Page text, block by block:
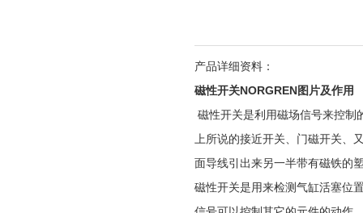
产品详细资料：
磁性开关NORGREN图片及作用
磁性开关是利用磁场信号来控制
上所说的接近开关、门磁开关
面导线引出来另一半带有磁铁的
磁性开关是用来检测气缸活塞位